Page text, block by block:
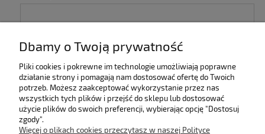
wyślij
Dbamy o Twoją prywatność
Pliki cookies i pokrewne im technologie umożliwiają poprawne
działanie strony i pomagają nam dostosować ofertę do Twoich
potrzeb. Możesz zaakceptować wykorzystanie przez nas
wszystkich tych plików i przejść do sklepu lub dostosować
użycie plików do swoich preferencji, wybierając opcję "Dostosuj
zgody".
Więcej o plikach cookies przeczytasz w naszej Polityce